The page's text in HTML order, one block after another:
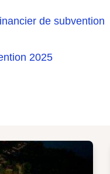
de subvention
2025